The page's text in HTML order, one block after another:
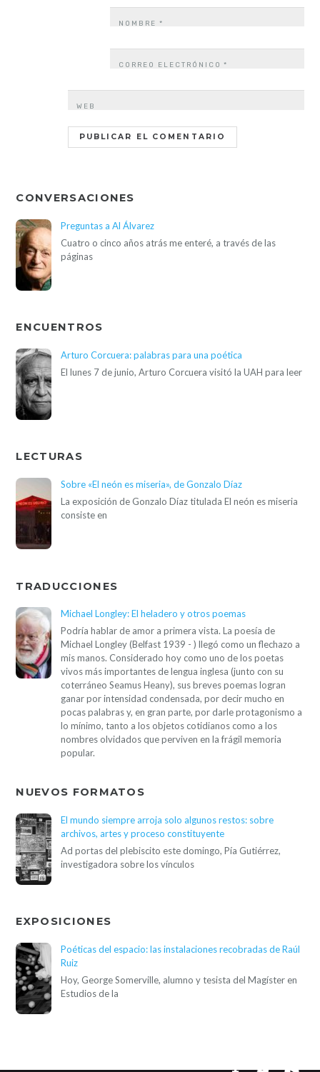
NOMBRE*
CORREO ELECTRÓNICO*
WEB
CONVERSACIONES
Preguntas a Al Álvarez
Cuatro o cinco años atrás me enteré, a través de las
páginas
ENCUENTROS
Arturo Corcuera: palabras para una poética
El lunes 7 de junio, Arturo Corcuera visitó la UAH para leer
LECTURAS
Sobre «El neón es miseria», de Gonzalo Díaz
La exposición de Gonzalo Díaz titulada El neón es miseria
consiste en
TRADUCCIONES
Michael Longley: El heladero y otros poemas
Podría hablar de amor a primera vista. La poesía de
Michael Longley (Belfast 1939 - ) llegó como un flechazo a
mis manos. Considerado hoy como uno de los poetas
vivos más importantes de lengua inglesa (junto con su
coterráneo Seamus Heany), sus breves poemas logran
ganar por intensidad condensada, por decir mucho en
pocas palabras y, en gran parte, por darle protagonismo a
lo mínimo, tanto a los objetos cotidianos como a los
nombres olvidados que perviven en la frágil memoria
popular.
NUEVOS FORMATOS
El mundo siempre arroja solo algunos restos: sobre
archivos, artes y proceso constituyente
Ad portas del plebiscito este domingo, Pía Gutiérrez,
investigadora sobre los vínculos
EXPOSICIONES
Poéticas del espacio: las instalaciones recobradas de Raúl
Ruiz
Hoy, George Somerville, alumno y tesista del Magíster en
Estudios de la